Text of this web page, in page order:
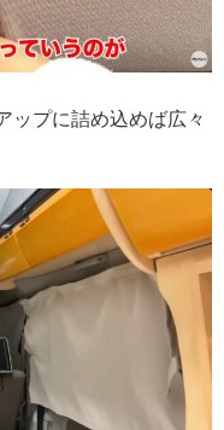
ップに詰め込めば広々